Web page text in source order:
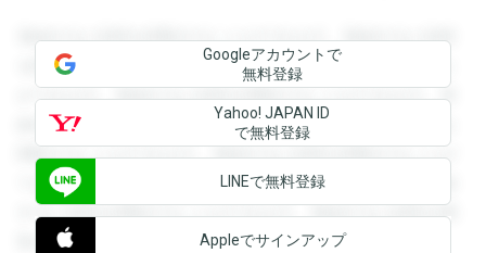
登録すると回答を閲覧することができます。登録すると回答
を閲覧することができます。登録すると回答を閲覧すること
ができます。登録すると回答を閲覧することができます。登
録すると回答を閲覧することができます。登録すると回答を
閲覧することができます。登録すると回答を閲覧することが
できます。登録すると回答を閲覧することができます。登録
すると回答を閲覧することができます。登録すると回答を閲
覧することができます。
Googleアカウントで
無料登録
Yahoo! JAPAN ID
で無料登録
LINEで無料登録
Appleでサインアップ